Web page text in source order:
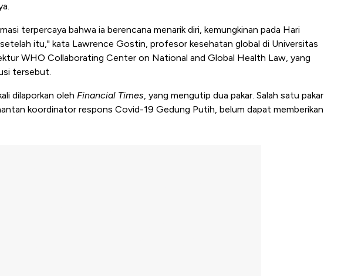
terpercaya bahwa ia berencana menarik diri, kemungkinan pada Hari
itu," kata Lawrence Gostin, profesor kesehatan global di Universitas
WHO Collaborating Center on National and Global Health Law, yang
tersebut.
dilaporkan oleh Financial Times, yang mengutip dua pakar. Salah satu pakar
koordinator respons Covid-19 Gedung Putih, belum dapat memberikan